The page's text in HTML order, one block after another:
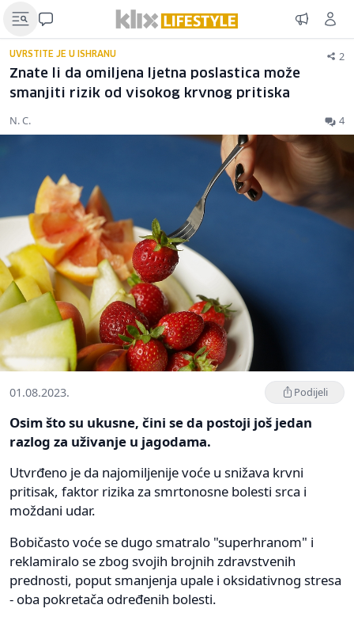
UVRSTITE JE U ISHRANU 2
Znate li da omiljena ljetna poslastica može
smanjiti rizik od visokog krvnog pritiska
N. C. 4
01.08.2023. Podijeli
Osim što su ukusne, čini se da postoji još jedan
razlog za uživanje u jagodama.
Utvrđeno je da najomiljenije voće u snižava krvni
pritisak, faktor rizika za smrtonosne bolesti srca i
moždani udar.
Bobičasto voće se dugo smatralo "superhranom" i
reklamiralo se zbog svojih brojnih zdravstvenih
prednosti, poput smanjenja upale i oksidativnog stresa
- oba pokretača određenih bolesti.